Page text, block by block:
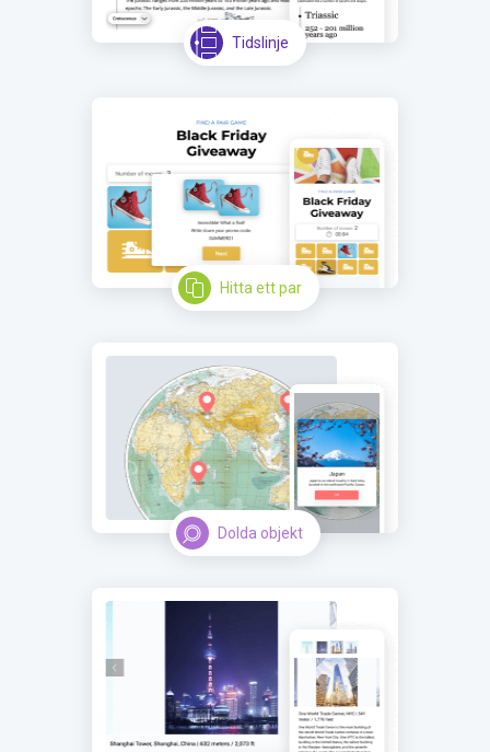
Tidslinje
Hitta ett par
Dolda objekt